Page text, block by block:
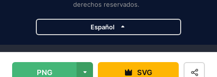
PNG SVG
derechos reservados.
Español